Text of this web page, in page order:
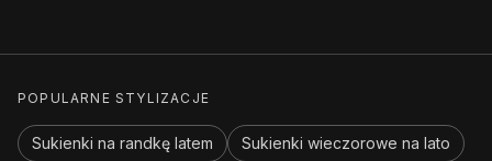
POPULARNE STYLIZACJE
Sukienki na randkę latem Sukienki wieczorowe na lato